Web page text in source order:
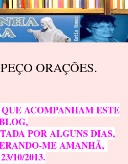
ORAÇÕES.
ACOMPANHAM ESTE
POR ALGUNS DIAS,
ME AMANHÃ,
10/2013.